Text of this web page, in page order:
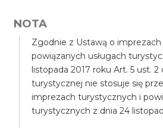
NOTA
Zgodnie z Ustawą o
powiązanych usługach
listopada 2017 roku Art. 5 ust. 2
turystycznej nie stosuje się
imprezach turystycznych i
turystycznych z dnia 24